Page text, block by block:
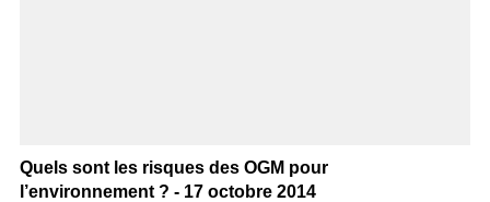
Quels sont les risques des OGM pour
l’environnement ? - 17 octobre 2014